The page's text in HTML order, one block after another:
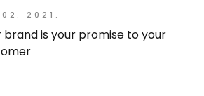
2021.
brand is your promise to your